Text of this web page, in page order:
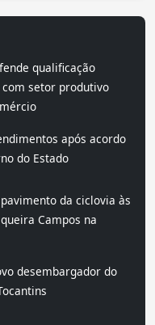
qualificação
setor produtivo
após acordo
do Estado
da ciclovia às
Campos na
desembargador do